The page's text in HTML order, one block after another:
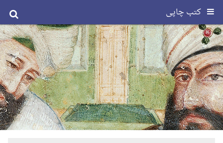
کتب چاپی